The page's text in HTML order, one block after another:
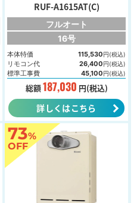
RUF-A1615AT(C)
フルオート
16号
本体特価 115,530円(税込)
リモコン代 26,400円(税込)
標準工事費 45,100円(税込)
総額187,030 円(税込)
詳しくはこちら
73%
OFF